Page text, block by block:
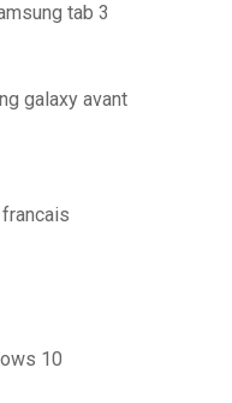
tab 3
galaxy avant
10